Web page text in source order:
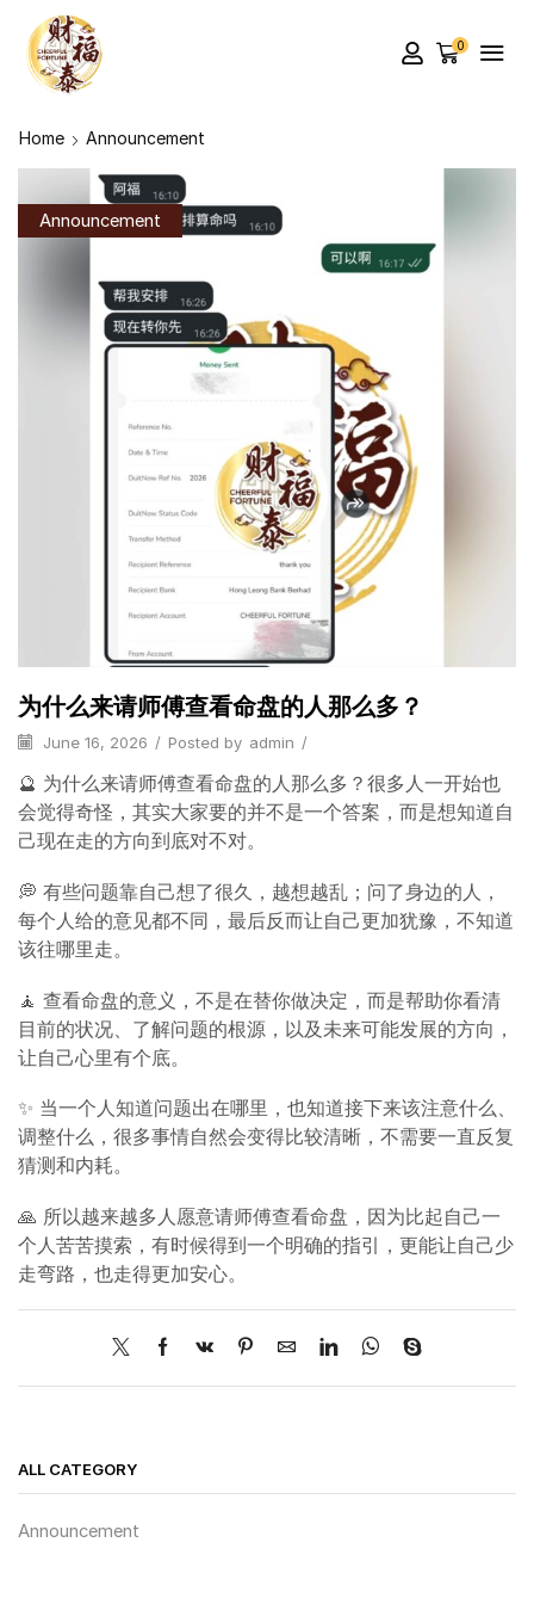
0
Home Announcement
Announcement
为什么来请师傅查看命盘的人那么多？
June 16, 2026 / Posted by admin /
🔮 为什么来请师傅查看命盘的人那么多？很多人一开始也
会觉得奇怪，其实大家要的并不是一个答案，而是想知道自
己现在走的方向到底对不对。
💭 有些问题靠自己想了很久，越想越乱；问了身边的人，
每个人给的意见都不同，最后反而让自己更加犹豫，不知道
该往哪里走。
🧘 查看命盘的意义，不是在替你做决定，而是帮助你看清
目前的状况、了解问题的根源，以及未来可能发展的方向，
让自己心里有个底。
✨ 当一个人知道问题出在哪里，也知道接下来该注意什么、
调整什么，很多事情自然会变得比较清晰，不需要一直反复
猜测和内耗。
🙏 所以越来越多人愿意请师傅查看命盘，因为比起自己一
个人苦苦摸索，有时候得到一个明确的指引，更能让自己少
走弯路，也走得更加安心。
ALL CATEGORY
Announcement